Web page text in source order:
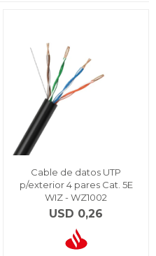
Cable de datos UTP
p/exterior 4 pares Cat. 5E
WIZ - WZ1002
USD 0,26